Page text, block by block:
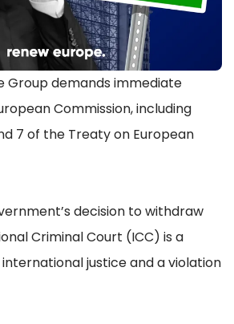
Group demands immediate
Commission, including
7 of the Treaty on European
decision to withdraw
Criminal Court (ICC) is a
justice and a violation